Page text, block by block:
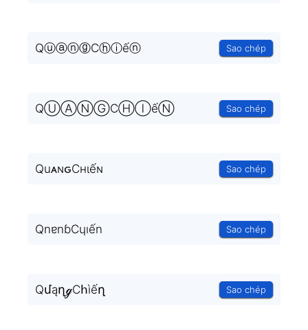
QⓤⓐⓝⓖCⓗⓘếⓝ Sao chép
QⓊⒶⓃⒼCⒽⒾếⓃ Sao chép
QuᴀɴԍCнιếɴ Sao chép
QnɐnɓCɥıến Sao chép
QմąղℊCհìếղ Sao chép